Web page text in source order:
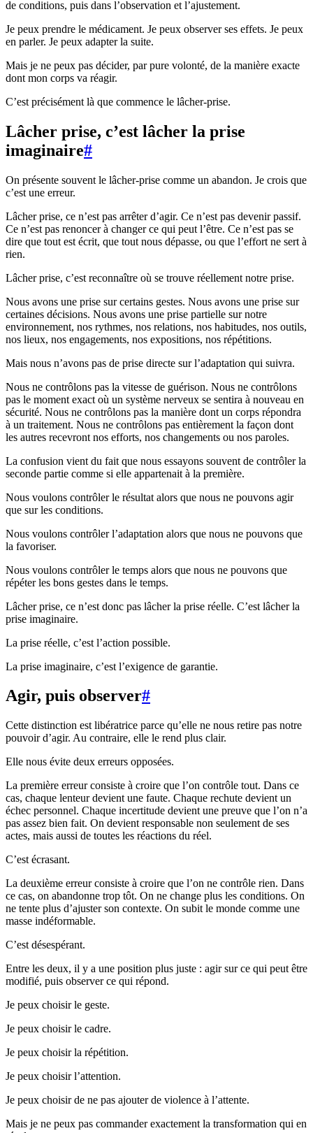
de conditions, puis dans l’observation et l’ajustement.
Je peux prendre le médicament. Je peux observer ses effets. Je peux
en parler. Je peux adapter la suite.
Mais je ne peux pas décider, par pure volonté, de la manière exacte
dont mon corps va réagir.
C’est précisément là que commence le lâcher-prise.
Lâcher prise, c’est lâcher la prise
imaginaire#
On présente souvent le lâcher-prise comme un abandon. Je crois que
c’est une erreur.
Lâcher prise, ce n’est pas arrêter d’agir. Ce n’est pas devenir passif.
Ce n’est pas renoncer à changer ce qui peut l’être. Ce n’est pas se
dire que tout est écrit, que tout nous dépasse, ou que l’effort ne sert à
rien.
Lâcher prise, c’est reconnaître où se trouve réellement notre prise.
Nous avons une prise sur certains gestes. Nous avons une prise sur
certaines décisions. Nous avons une prise partielle sur notre
environnement, nos rythmes, nos relations, nos habitudes, nos outils,
nos lieux, nos engagements, nos expositions, nos répétitions.
Mais nous n’avons pas de prise directe sur l’adaptation qui suivra.
Nous ne contrôlons pas la vitesse de guérison. Nous ne contrôlons
pas le moment exact où un système nerveux se sentira à nouveau en
sécurité. Nous ne contrôlons pas la manière dont un corps répondra
à un traitement. Nous ne contrôlons pas entièrement la façon dont
les autres recevront nos efforts, nos changements ou nos paroles.
La confusion vient du fait que nous essayons souvent de contrôler la
seconde partie comme si elle appartenait à la première.
Nous voulons contrôler le résultat alors que nous ne pouvons agir
que sur les conditions.
Nous voulons contrôler l’adaptation alors que nous ne pouvons que
la favoriser.
Nous voulons contrôler le temps alors que nous ne pouvons que
répéter les bons gestes dans le temps.
Lâcher prise, ce n’est donc pas lâcher la prise réelle. C’est lâcher la
prise imaginaire.
La prise réelle, c’est l’action possible.
La prise imaginaire, c’est l’exigence de garantie.
Agir, puis observer#
Cette distinction est libératrice parce qu’elle ne nous retire pas notre
pouvoir d’agir. Au contraire, elle le rend plus clair.
Elle nous évite deux erreurs opposées.
La première erreur consiste à croire que l’on contrôle tout. Dans ce
cas, chaque lenteur devient une faute. Chaque rechute devient un
échec personnel. Chaque incertitude devient une preuve que l’on n’a
pas assez bien fait. On devient responsable non seulement de ses
actes, mais aussi de toutes les réactions du réel.
C’est écrasant.
La deuxième erreur consiste à croire que l’on ne contrôle rien. Dans
ce cas, on abandonne trop tôt. On ne change plus les conditions. On
ne tente plus d’ajuster son contexte. On subit le monde comme une
masse indéformable.
C’est désespérant.
Entre les deux, il y a une position plus juste : agir sur ce qui peut être
modifié, puis observer ce qui répond.
Je peux choisir le geste.
Je peux choisir le cadre.
Je peux choisir la répétition.
Je peux choisir l’attention.
Je peux choisir de ne pas ajouter de violence à l’attente.
Mais je ne peux pas commander exactement la transformation qui en